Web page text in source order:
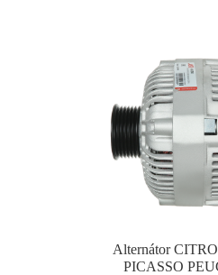
Alternátor
PICASSO